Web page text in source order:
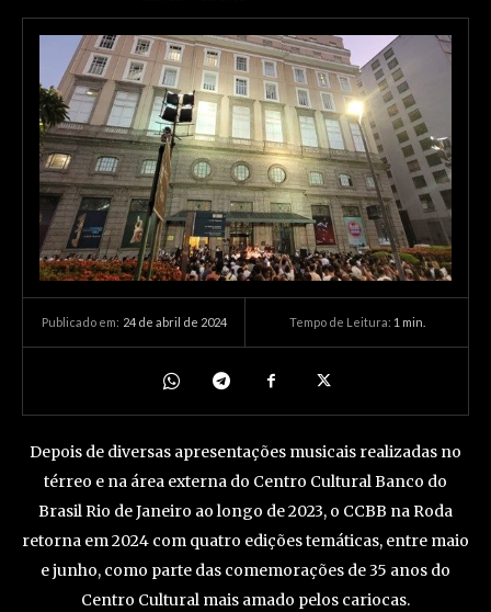
Publicado em: 24 de abril de 2024 Tempo de Leitura: 1 min.
Depois de diversas apresentações musicais realizadas no
térreo e na área externa do Centro Cultural Banco do
Brasil Rio de Janeiro ao longo de 2023, o CCBB na Roda
retorna em 2024 com quatro edições temáticas, entre maio
e junho, como parte das comemorações de 35 anos do
Centro Cultural mais amado pelos cariocas.